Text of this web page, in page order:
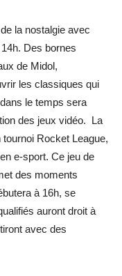
la nostalgie avec
Des bornes
de Midol,
les classiques qui
le temps sera
des jeux vidéo. La
Rocket League,
e-sport. Ce jeu de
des moments
à 16h, se
auront droit à
avec des